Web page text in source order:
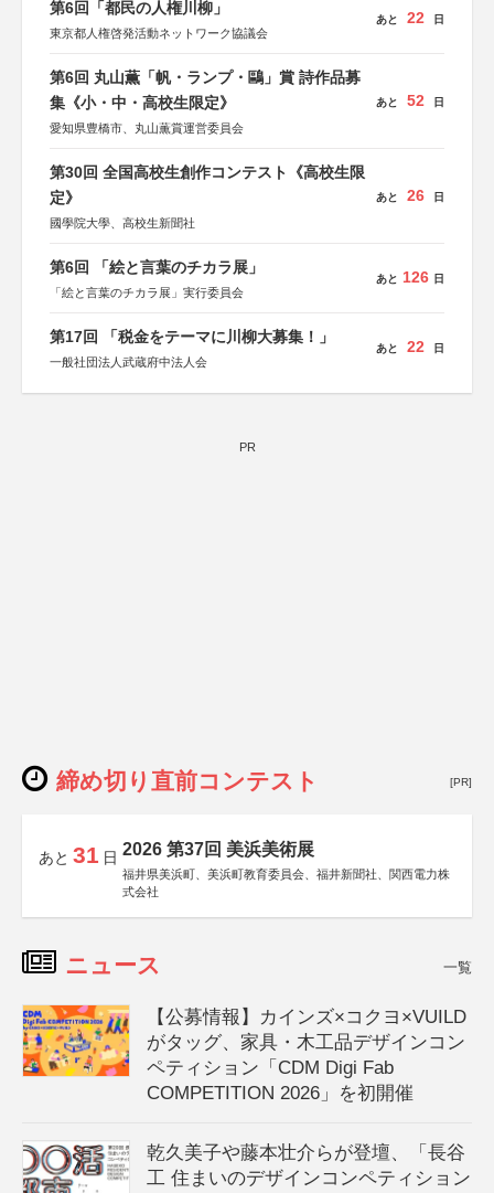
第6回「都民の人権川柳」
東京都人権啓発活動ネットワーク協議会
あと 22 日
第6回 丸山薫「帆・ランプ・鷗」賞 詩作品募
集《小・中・高校生限定》
愛知県豊橋市、丸山薫賞運営委員会
あと 52 日
第30回 全国高校生創作コンテスト《高校生限
定》
國學院大學、高校生新聞社
あと 26 日
第6回 「絵と言葉のチカラ展」
「絵と言葉のチカラ展」実行委員会
あと 126 日
第17回 「税金をテーマに川柳大募集！」
一般社団法人武蔵府中法人会
あと 22 日
PR
締め切り直前コンテスト [PR]
あと 31 日 2026 第37回 美浜美術展
福井県美浜町、美浜町教育委員会、福井新聞社、関西電力株
式会社
ニュース 一覧
【公募情報】カインズ×コクヨ×VUILD
がタッグ、家具・木工品デザインコン
ペティション「CDM Digi Fab
COMPETITION 2026」を初開催
乾久美子や藤本壮介らが登壇、「長谷
工 住まいのデザインコンペティション